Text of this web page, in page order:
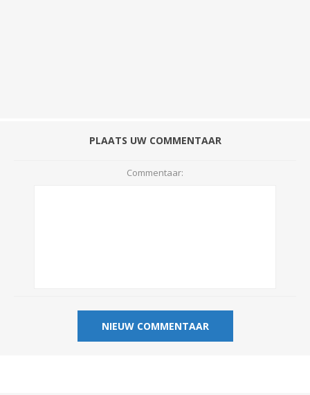
PLAATS UW COMMENTAAR
Commentaar: